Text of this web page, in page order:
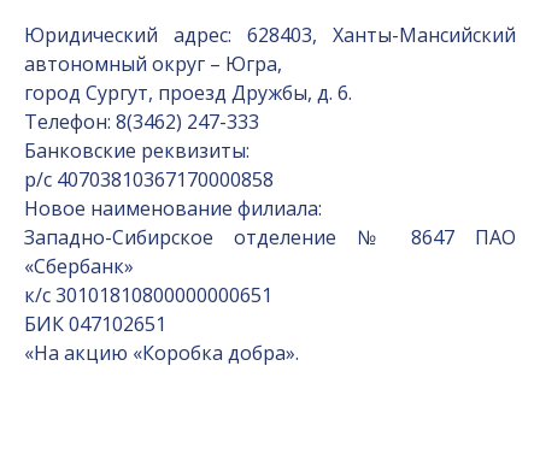
Юридический адрес: 628403, Ханты-Мансийский
автономный округ – Югра,
город Сургут, проезд Дружбы, д. 6.
Телефон: 8(3462) 247-333
Банковские реквизиты:
р/с 40703810367170000858
Новое наименование филиала:
Западно-Сибирское отделение № 8647 ПАО
«Сбербанк»
к/с 30101810800000000651
БИК 047102651
«На акцию «Коробка добра».